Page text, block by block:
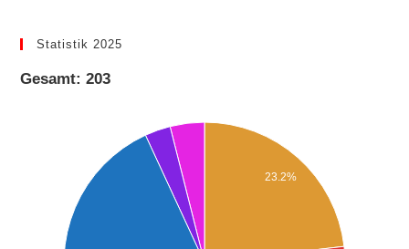
Statistik 2025
Gesamt: 203
23.2%